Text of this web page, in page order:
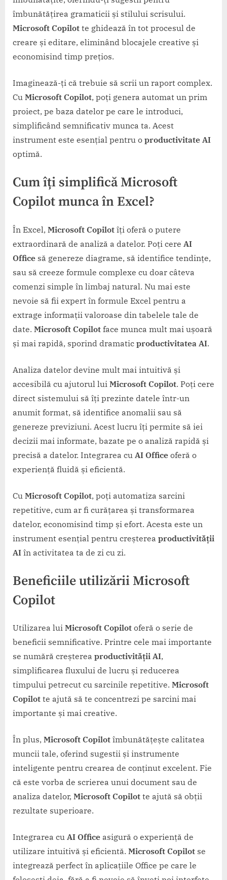
îmbunătățirea gramaticii și stilului scrisului.
Microsoft Copilot te ghidează în tot procesul de
creare și editare, eliminând blocajele creative și
economisind timp prețios.
Imaginează-ți că trebuie să scrii un raport complex.
Cu Microsoft Copilot, poți genera automat un prim
proiect, pe baza datelor pe care le introduci,
simplificând semnificativ munca ta. Acest
instrument este esențial pentru o productivitate AI
optimă.
Cum îți simplificăMicrosoft
Copilotmunca în Excel?
În Excel, Microsoft Copilot îți oferă o putere
extraordinară de analiză a datelor. Poți cere AI
Office să genereze diagrame, să identifice tendințe,
sau să creeze formule complexe cu doar câteva
comenzi simple în limbaj natural. Nu mai este
nevoie să fii expert în formule Excel pentru a
extrage informații valoroase din tabelele tale de
date. Microsoft Copilot face munca mult mai ușoară
și mai rapidă, sporind dramatic productivitatea AI.
Analiza datelor devine mult mai intuitivă și
accesibilă cu ajutorul lui Microsoft Copilot. Poți cere
direct sistemului să îți prezinte datele într-un
anumit format, să identifice anomalii sau să
genereze previziuni. Acest lucru îți permite să iei
decizii mai informate, bazate pe o analiză rapidă și
precisă a datelor. Integrarea cu AI Office oferă o
experiență fluidă și eficientă.
Cu Microsoft Copilot, poți automatiza sarcini
repetitive, cum ar fi curățarea și transformarea
datelor, economisind timp și efort. Acesta este un
instrument esențial pentru creșterea productivității
AI în activitatea ta de zi cu zi.
Beneficiile utilizăriiMicrosoft
Copilot
Utilizarea lui Microsoft Copilot oferă o serie de
beneficii semnificative. Printre cele mai importante
se numără creșterea productivității AI,
simplificarea fluxului de lucru și reducerea
timpului petrecut cu sarcinile repetitive. Microsoft
Copilot te ajută să te concentrezi pe sarcini mai
importante și mai creative.
În plus, Microsoft Copilot îmbunătățește calitatea
muncii tale, oferind sugestii și instrumente
inteligente pentru crearea de conținut excelent. Fie
că este vorba de scrierea unui document sau de
analiza datelor, Microsoft Copilot te ajută să obții
rezultate superioare.
Integrarea cu AI Office asigură o experiență de
utilizare intuitivă și eficientă. Microsoft Copilot se
integrează perfect în aplicațiile Office pe care le